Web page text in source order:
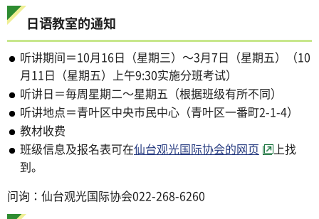
日语教室的通知
听讲期间＝10月16日（星期三）～3月7日（星期五）（10
月11日（星期五）上午9:30实施分班考试）
听讲日＝毎周星期二～星期五（根据班级有所不同）
听讲地点＝青叶区中央市民中心（青叶区一番町2-1-4）
教材收费
班级信息及报名表可在仙台观光国际协会的网页
上找
到。
问询：仙台观光国际协会022-268-6260